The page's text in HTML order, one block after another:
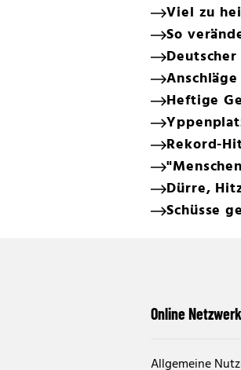
Viel zu
So
Heftige
Rekord-
Dürre,
Schüsse
Online
Allgemeine